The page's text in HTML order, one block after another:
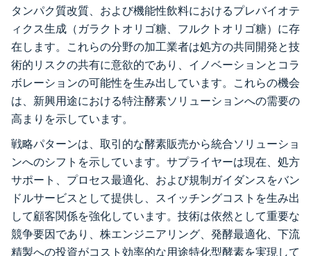
タンパク質改質、および機能性飲料におけるプレバイオテ
ィクス生成（ガラクトオリゴ糖、フルクトオリゴ糖）に存
在します。これらの分野の加工業者は処方の共同開発と技
術的リスクの共有に意欲的であり、イノベーションとコラ
ボレーションの可能性を生み出しています。これらの機会
は、新興用途における特注酵素ソリューションへの需要の
高まりを示しています。
戦略パターンは、取引的な酵素販売から統合ソリューショ
ンへのシフトを示しています。サプライヤーは現在、処方
サポート、プロセス最適化、および規制ガイダンスをバン
ドルサービスとして提供し、スイッチングコストを生み出
して顧客関係を強化しています。技術は依然として重要な
競争要因であり、株エンジニアリング、発酵最適化、下流
精製への投資がコスト効率的な用途特化型酵素を実現して